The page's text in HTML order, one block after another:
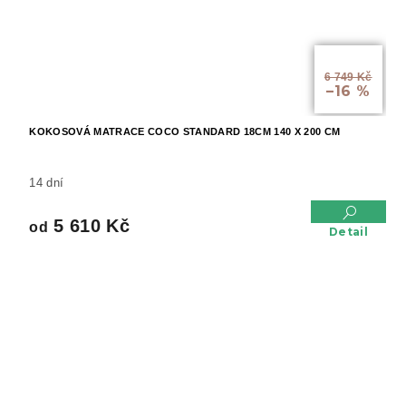
6 749 Kč
–16 %
KOKOSOVÁ MATRACE COCO STANDARD 18CM 140 X 200 CM
14 dní
od 5 610 Kč Detail